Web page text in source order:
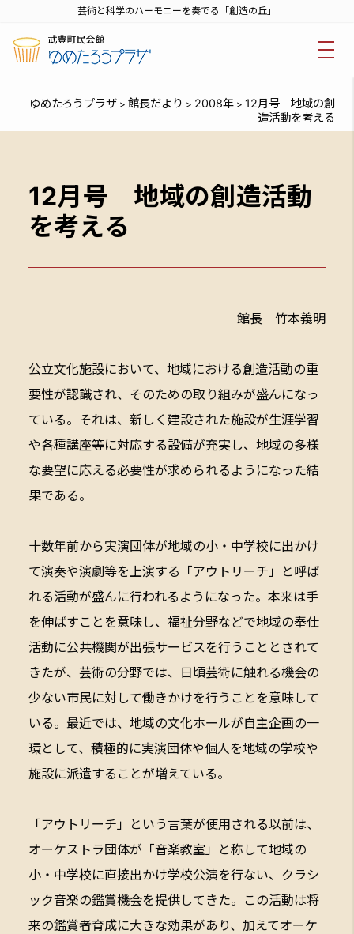
芸術と科学のハーモニーを奏でる「創造の丘」
ゆめたろうプラザ > 館長だより > 2008年 > 12月号 地域の創
造活動を考える
12月号 地域の創造活動
を考える
館長 竹本義明
公立文化施設において、地域における創造活動の重
要性が認識され、そのための取り組みが盛んになっ
ている。それは、新しく建設された施設が生涯学習
や各種講座等に対応する設備が充実し、地域の多様
な要望に応える必要性が求められるようになった結
果である。
十数年前から実演団体が地域の小・中学校に出かけ
て演奏や演劇等を上演する「アウトリーチ」と呼ば
れる活動が盛んに行われるようになった。本来は手
を伸ばすことを意味し、福祉分野などで地域の奉仕
活動に公共機関が出張サービスを行うこととされて
きたが、芸術の分野では、日頃芸術に触れる機会の
少ない市民に対して働きかけを行うことを意味して
いる。最近では、地域の文化ホールが自主企画の一
環として、積極的に実演団体や個人を地域の学校や
施設に派遣することが増えている。
「アウトリーチ」という言葉が使用される以前は、
オーケストラ団体が「音楽教室」と称して地域の
小・中学校に直接出かけ学校公演を行ない、クラシ
ック音楽の鑑賞機会を提供してきた。この活動は将
来の鑑賞者育成に大きな効果があり、加えてオーケ